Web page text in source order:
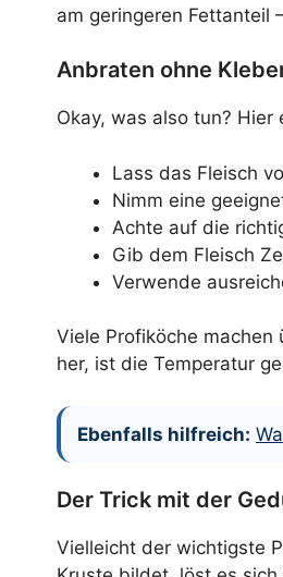
am geringeren Fettanteil
Anbraten ohne
Okay, was also tun?
Lass das Fleisch
Nimm eine
Achte auf die
Gib dem Fleisch
Verwende
Viele Profiköche
her, ist die Temperatur
Ebenfalls hilfreich:
Der Trick mit der
Vielleicht der wichtigste